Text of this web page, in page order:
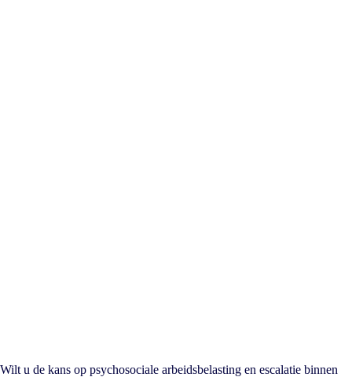
Wilt u de kans op psychosociale arbeidsbelasting en escalatie binnen